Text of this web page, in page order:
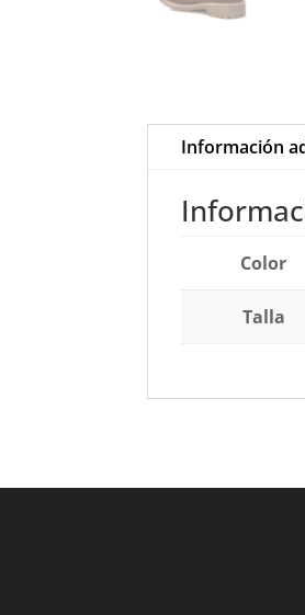
Información
Color
Talla